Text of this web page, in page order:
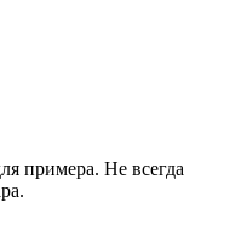
примера. Не всегда